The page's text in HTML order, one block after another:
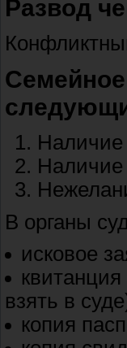
Развод
Наличие
Наличие
В органы
исковое
взять в
копия